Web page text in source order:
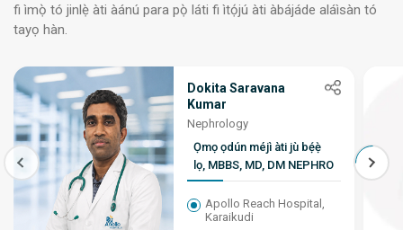
fi ìmọ̀ tó jinlẹ̀ àti àánú para pọ̀ láti fi ìtọ́jú àti àbájáde aláìsàn tó
tayọ hàn.
Dokita Saravana
Kumar
Nephrology
Ọmọ ọdún méjì àti jù bẹ́ẹ̀
lọ, MBBS, MD, DM NEPHRO
Apollo Reach Hospital,
Karaikudi